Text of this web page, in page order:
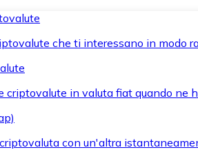
che ti interessano in modo
criptovalute in valuta fiat quando ne
con un'altra